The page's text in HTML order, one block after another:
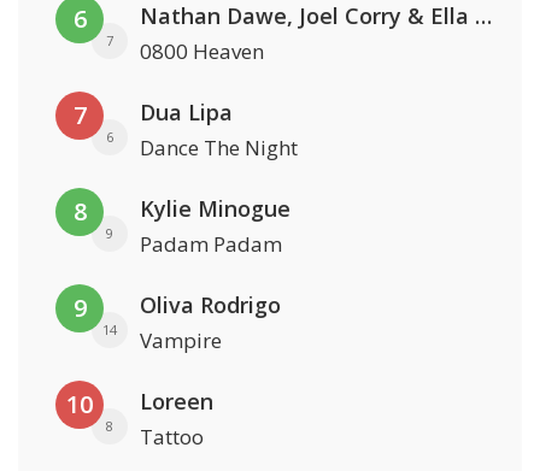
6
7
Nathan Dawe, Joel Corry & Ella Henderson
0800 Heaven
7
6
Dua Lipa
Dance The Night
8
9
Kylie Minogue
Padam Padam
9
14
Oliva Rodrigo
Vampire
10
8
Loreen
Tattoo